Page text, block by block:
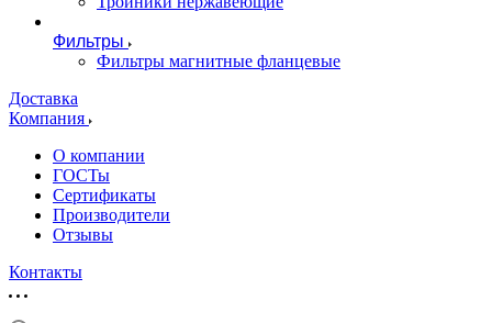
Фильтры
Фильтры магнитные фланцевые
Доставка
Компания
О компании
ГОСТы
Сертификаты
Производители
Отзывы
Контакты